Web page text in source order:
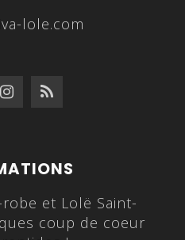
lole.com
et Lolë Saint-
coup de coeur